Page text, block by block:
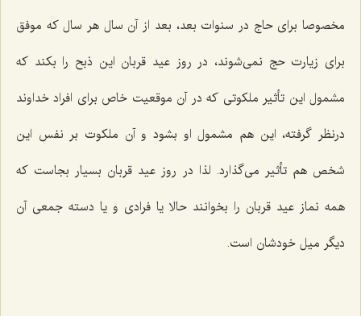
مخصوصا برای حاج در سنوات بعد، بعد از آن سال هر سال که موفق
برای زیارت حج نمی‌شوند، در روز عید قربان این ذبح را بکند که
مشمول این تأثیر ملکوتی که در آن موقعیت خاص برای افراد خداوند
درنظر گرفته، این هم مشمول او بشود و آن ملکوت بر نفس این
شخص هم تأثیر می‌گذارد. لذا در روز عید قربان بسیار بجاست که
همه نماز عید قربان را بخوانند حالا یا فرادی و یا دسته ‌جمعی آن
دیگر میل خودشان است.